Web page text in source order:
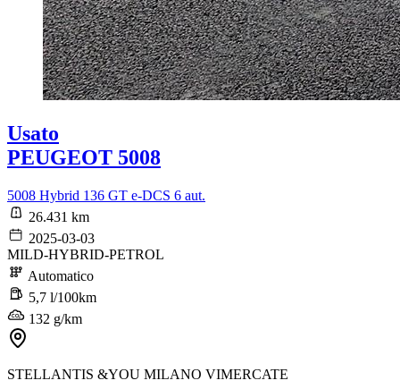
Usato
PEUGEOT 5008
5008 Hybrid 136 GT e-DCS 6 aut.
26.431 km
2025-03-03
MILD-HYBRID-PETROL
Automatico
5,7 l/100km
132 g/km
STELLANTIS &YOU MILANO VIMERCATE